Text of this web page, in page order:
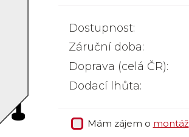
Dostupnost:
Záruční doba:
Doprava (celá ČR):
Dodací lhůta:
Mám zájem o montáž